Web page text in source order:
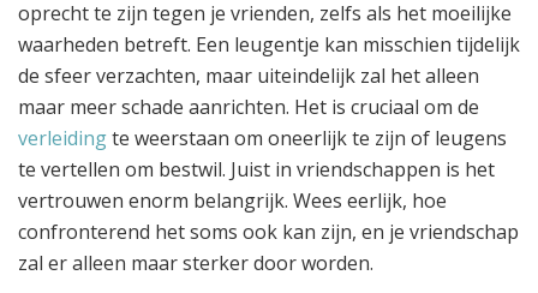
oprecht te zijn tegen je vrienden, zelfs als het moeilijke
waarheden betreft. Een leugentje kan misschien tijdelijk
de sfeer verzachten, maar uiteindelijk zal het alleen
maar meer schade aanrichten. Het is cruciaal om de
verleidingte weerstaan om oneerlijk te zijn of leugens
te vertellen om bestwil. Juist in vriendschappen is het
vertrouwen enorm belangrijk. Wees eerlijk, hoe
confronterend het soms ook kan zijn, en je vriendschap
zal er alleen maar sterker door worden.